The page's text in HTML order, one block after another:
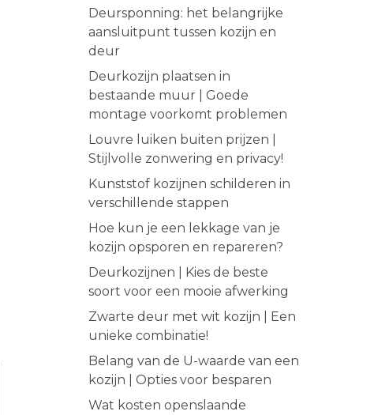
Deursponning: het belangrijke
aansluitpunt tussen kozijn en
deur
Deurkozijn plaatsen in
bestaande muur | Goede
montage voorkomt problemen
Louvre luiken buiten prijzen |
Stijlvolle zonwering en privacy!
Kunststof kozijnen schilderen in
verschillende stappen
Hoe kun je een lekkage van je
kozijn opsporen en repareren?
Deurkozijnen | Kies de beste
soort voor een mooie afwerking
Zwarte deur met wit kozijn | Een
unieke combinatie!
Belang van de U-waarde van een
kozijn | Opties voor besparen
Wat kosten openslaande